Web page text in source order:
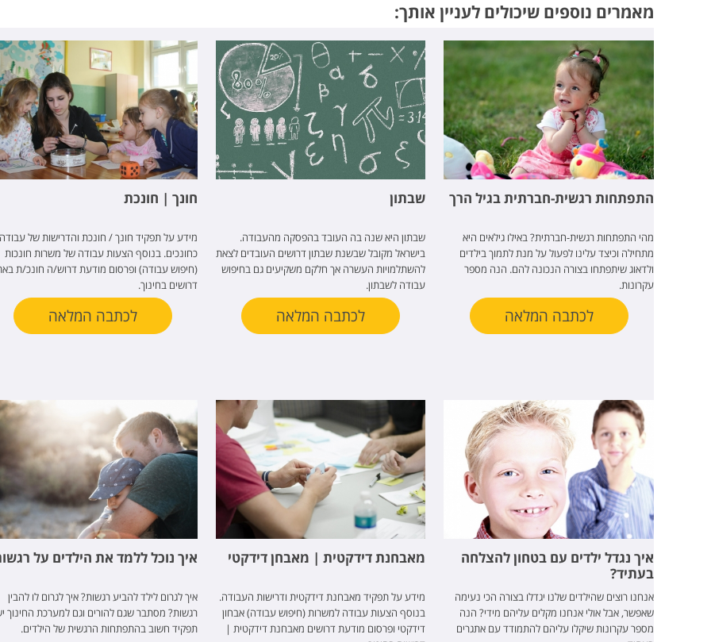
מאמרים נוספים שיכולים לעניין אותך:
התפתחות רגשית-חברתית בגיל הרך
מהי התפתחות רגשית-חברתית? באילו גילאים היא
מתחילה וכיצד עלינו לפעול על מנת לתמוך בילדים
ולדאוג שיתפתחו בצורה הנכונה להם. הנה מספר
עקרונות.
לכתבה המלאה
שבתון
שבתון היא שנה בה העובד בהפסקה מהעבודה.
בישראל מקובל שבשנת שבתון דרושים העובדים לצאת
להשתלמויות העשרה אך חלקם משקיעים גם בחיפוש
עבודה לשבתון.
לכתבה המלאה
חונך | חונכת
מידע על תפקיד חונך / חונכת והדרישות של
כחונכים. בנוסף הצעות עבודה של משרות חונכות
(חיפוש עבודה) ופרסום מודעת דרוש/ה חונכ/ת
דרושים בחינוך.
לכתבה המלאה
איך נגדל ילדים עם בטחון להצלחה
בעתיד?
אנחנו רוצים שהילדים שלנו יגדלו בצורה הכי נעימה
שאפשר, אבל אולי אנחנו מקלים עליהם מידי? הנה
מספר עקרונות שיקלו עליהם להתמודד עם אתגרים
מאבחנת דידקטית | מאבחן דידקטי
מידע על תפקיד מאבחנת דידקטית ודרישות העבודה.
בנוסף הצעות עבודה למשרות (חיפוש עבודה) אבחון
דידקטי ופרסום מודעת דרושים מאבחנת דידקטית |
איך נוכל ללמד את הילדים על
איך לגרום לילד להביע רגשות? איך לגרום לו להבין
רגשות? מסתבר שגם להורים וגם למערכת החינוך
תפקיד חשוב בהתפתחות הרגשית של הילדים.